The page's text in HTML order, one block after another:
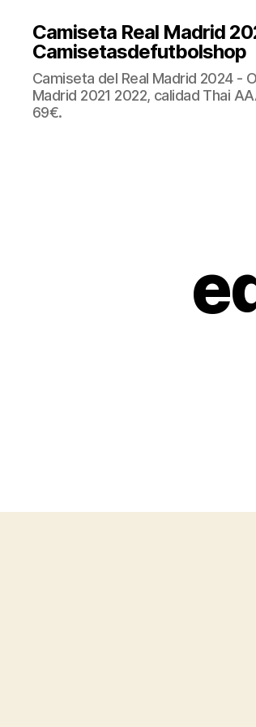
Camiseta Real Madrid
Camisetasdefutbolshop
Camiseta del Real Madrid 2024 -
Madrid 2021 2022, calidad Thai
69€.